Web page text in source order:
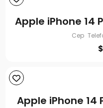
Apple iPhone 14
Cep
$
Apple iPhone 14